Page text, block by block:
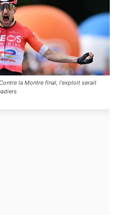
la Montre final, l'exploit serait